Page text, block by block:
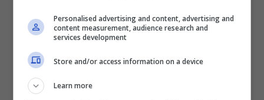
Personalised advertising and content, advertising and
content measurement, audience research and
services development
Store and/or access information on a device
Learn more